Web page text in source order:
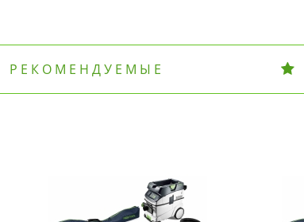
РЕКОМЕНДУЕМЫЕ